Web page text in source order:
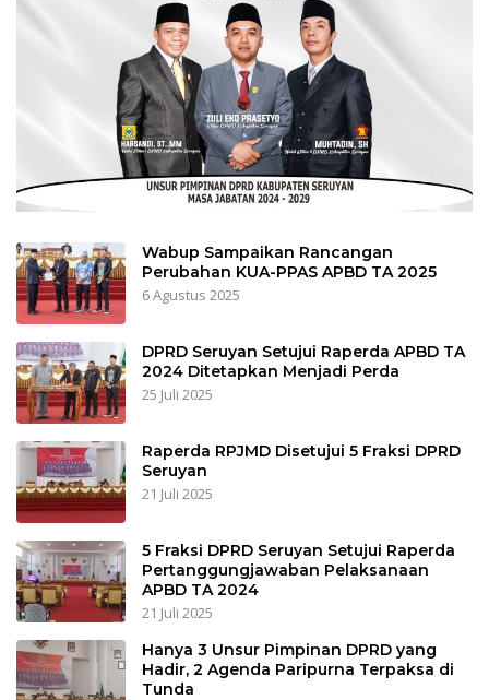
Wabup Sampaikan Rancangan
Perubahan KUA-PPAS APBD TA 2025
6 Agustus 2025
DPRD Seruyan Setujui Raperda APBD TA
2024 Ditetapkan Menjadi Perda
25 Juli 2025
Raperda RPJMD Disetujui 5 Fraksi DPRD
Seruyan
21 Juli 2025
5 Fraksi DPRD Seruyan Setujui Raperda
Pertanggungjawaban Pelaksanaan
APBD TA 2024
21 Juli 2025
Hanya 3 Unsur Pimpinan DPRD yang
Hadir, 2 Agenda Paripurna Terpaksa di
Tunda